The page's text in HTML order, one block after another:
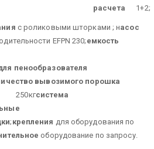
расчета 1+2;
с роликовыми шторками ; насос
EFPN 230; емкость
пенообразователя
вывозимого порошка
система
; крепления для оборудования по
оборудование по запросу.